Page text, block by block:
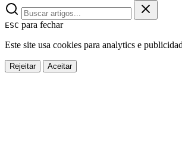
ESC para fechar
Este site usa cookies para analytics e
Rejeitar Aceitar